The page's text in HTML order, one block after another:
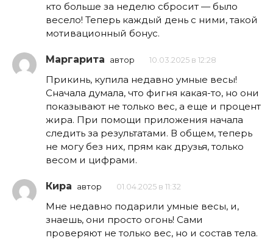
кто больше за неделю сбросит — было
весело! Теперь каждый день с ними, такой
мотивационный бонус.
Маргарита автор 10.03.2025 в 12:28
Прикинь, купила недавно умные весы!
Сначала думала, что фигня какая-то, но они
показывают не только вес, а еще и процент
жира. При помощи приложения начала
следить за результатами. В общем, теперь
не могу без них, прям как друзья, только
весом и цифрами.
Кира автор 01.04.2025 в 11:32
Мне недавно подарили умные весы, и,
знаешь, они просто огонь! Сами
проверяют не только вес, но и состав тела.